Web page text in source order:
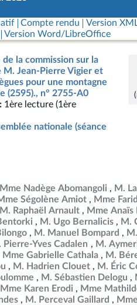
Compte rendu Version
Version Word/LibreOffice
de la commission sur la
M. Jean-Pierre Vigier et
pour une montagne
(2595)., n° 2755-A0
1ère lecture (1ère
nationale (séance
Mme Nadège Abomangoli
M.
Ségolène Amiot
Mme
M. Raphaël Arnault
Mme Anaïs
M. Ugo Bernalicis
M.
M. Manuel Bompard
Pierre-Yves Cadalen
M.
Mme Gabrielle Cathala
M.
M. Hadrien Clouet
M. Éric
M. Sébastien Delogu
Mme Karen Erodi
Mme
M. Perceval Gaillard